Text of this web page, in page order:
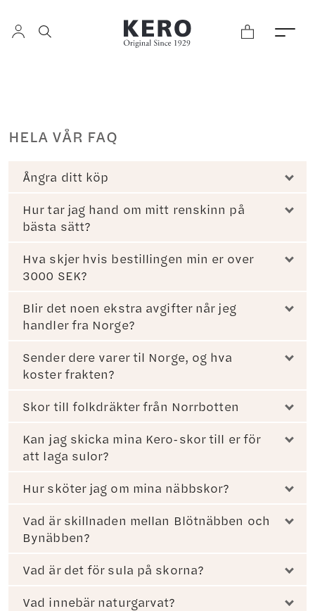
HELA VÅR FAQ
Ångra ditt köp
Hur tar jag hand om mitt renskinn på
bästa sätt?
Hva skjer hvis bestillingen min er over
3000 SEK?
Blir det noen ekstra avgifter når jeg
handler fra Norge?
Sender dere varer til Norge, og hva
koster frakten?
Skor till folkdräkter från Norrbotten
Kan jag skicka mina Kero-skor till er för
att laga sulor?
Hur sköter jag om mina näbbskor?
Vad är skillnaden mellan Blötnäbben och
Bynäbben?
Vad är det för sula på skorna?
Vad innebär naturgarvat?